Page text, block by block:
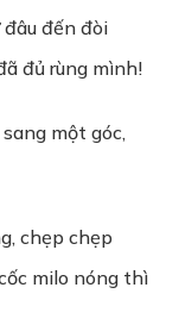
đến đòi
đủ rùng mình!
một góc,
chẹp chẹp
milo nóng thì